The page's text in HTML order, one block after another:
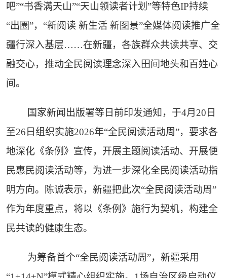
吧”“书香满天山”“天山领读者计划”等特色IP持续
“出圈”，“新阅读 新生活 新图景”全媒体阅读推广全
疆行深入基层……在新疆，各族群众共读共享、交
融交心，推动全民阅读理念深入田间地头和百姓心
间。
国家新闻出版署等日前印发通知，于4月20日
至26日组织实施2026年“全民阅读活动周”，要求各
地深化《条例》宣传，开展主题阅读活动、开展便
民惠民阅读活动等，为进一步深化全民阅读活动指
明方向。陈诚表示，新疆把此次“全民阅读活动周”
作为年度重点，将以《条例》施行为契机，构建全
民共读的健康生态。
为筹备首个“全民阅读活动周”，新疆采用